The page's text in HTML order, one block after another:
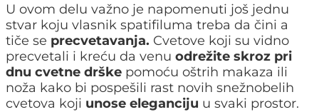
U ovom delu važno je napomenuti još jednu
stvar koju vlasnik spatifiluma treba da čini a
tiče se precvetavanja. Cvetove koji su vidno
precvetali i kreću da venu odrežite skroz pri
dnu cvetne drške pomoću oštrih makaza ili
noža kako bi pospešili rast novih snežnobelih
cvetova koji unose eleganciju u svaki prostor.